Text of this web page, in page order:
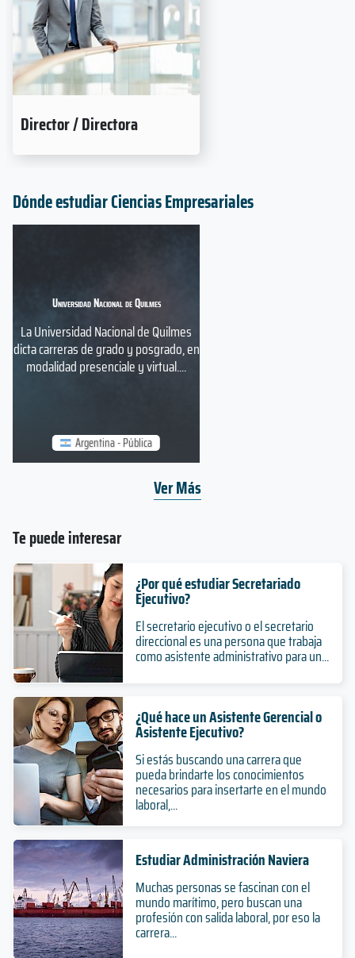
Director / Directora
Te puede interesar
¿Por qué estudiar Secretariado
Ejecutivo?
El secretario ejecutivo o el secretario
direccional es una persona que trabaja
como asistente administrativo para un...
¿Qué hace un Asistente Gerencial o
Asistente Ejecutivo?
Si estás buscando una carrera que
pueda brindarte los conocimientos
necesarios para insertarte en el mundo
laboral,...
Estudiar Administración Naviera
Muchas personas se fascinan con el
mundo marítimo, pero buscan una
profesión con salida laboral, por eso la
carrera...
Dónde estudiar Ciencias Empresariales
Argentina - Pública
Universidad Nacional de Quilmes
La Universidad Nacional de Quilmes
dicta carreras de grado y posgrado, en
modalidad presenciale y virtual....
Ver Más